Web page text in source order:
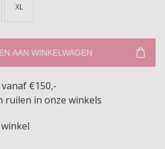
XL
AAN WINKELWAGEN
€150,-
ruilen in onze winkels